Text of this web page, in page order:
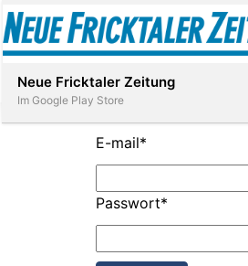
Abonnieren
E-mail*
Passwort*
Neue Fricktaler Zeitung
Im Google Play Store